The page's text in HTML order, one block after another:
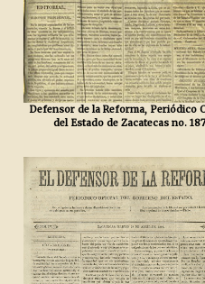
Defensor de la Reforma, Periódico
del Estado de Zacatecas no. 187